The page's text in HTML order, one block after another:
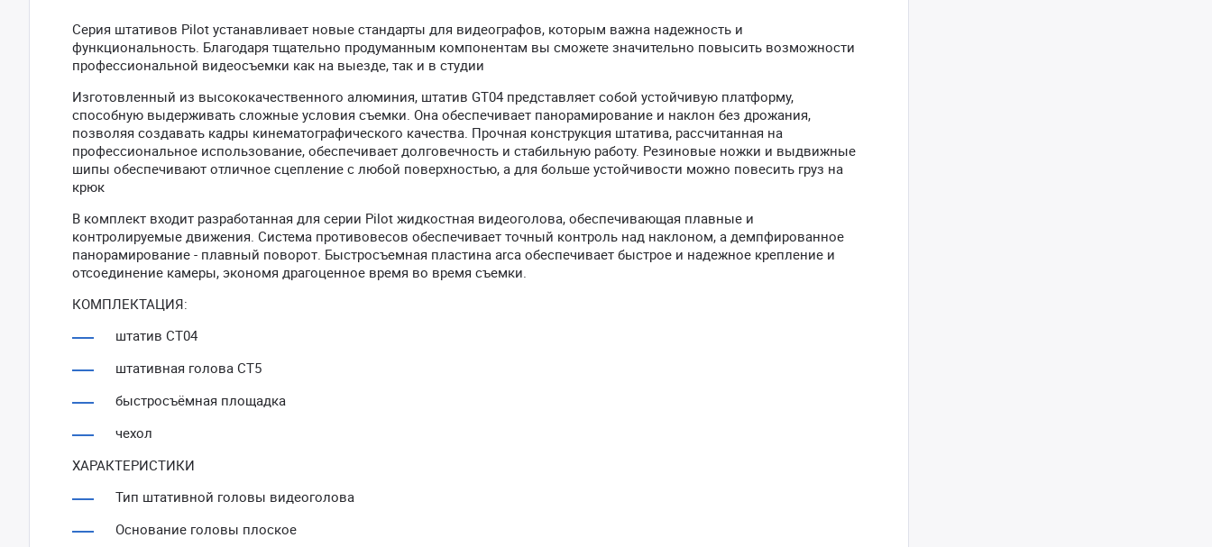
Серия штативов Pilot устанавливает новые стандарты для видеографов, которым важна надежность и
функциональность. Благодаря тщательно продуманным компонентам вы сможете значительно повысить возможности
профессиональной видеосъемки как на выезде, так и в студии
Изготовленный из высококачественного алюминия, штатив GT04 представляет собой устойчивую платформу,
способную выдерживать сложные условия съемки. Она обеспечивает панорамирование и наклон без дрожания,
позволяя создавать кадры кинематографического качества. Прочная конструкция штатива, рассчитанная на
профессиональное использование, обеспечивает долговечность и стабильную работу. Резиновые ножки и выдвижные
шипы обеспечивают отличное сцепление с любой поверхностью, а для больше устойчивости можно повесить груз на
крюк
В комплект входит разработанная для серии Pilot жидкостная видеоголова, обеспечивающая плавные и
контролируемые движения. Система противовесов обеспечивает точный контроль над наклоном, а демпфированное
панорамирование - плавный поворот. Быстросъемная пластина arca обеспечивает быстрое и надежное крепление и
отсоединение камеры, экономя драгоценное время во время съемки.
КОМПЛЕКТАЦИЯ:
штатив СT04
штативная голова СT5
быстросъёмная площадка
чехол
ХАРАКТЕРИСТИКИ
Тип штативной головы видеоголова
Основание головы плоское